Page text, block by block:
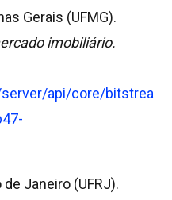
Gerais (UFMG).
imobiliário.
api/core/bitstrea
Janeiro (UFRJ).